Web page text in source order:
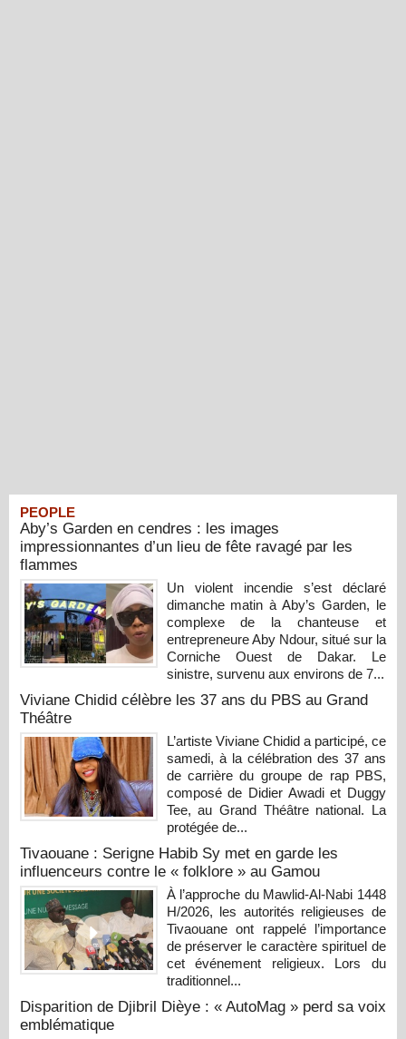
PEOPLE
Aby’s Garden en cendres : les images
impressionnantes d’un lieu de fête ravagé par les
flammes
Un violent incendie s’est déclaré
dimanche matin à Aby’s Garden, le
complexe de la chanteuse et
entrepreneure Aby Ndour, situé sur la
Corniche Ouest de Dakar. Le
sinistre, survenu aux environs de 7...
Viviane Chidid célèbre les 37 ans du PBS au Grand
Théâtre
L’artiste Viviane Chidid a participé, ce
samedi, à la célébration des 37 ans
de carrière du groupe de rap PBS,
composé de Didier Awadi et Duggy
Tee, au Grand Théâtre national. La
protégée de...
Tivaouane : Serigne Habib Sy met en garde les
influenceurs contre le « folklore » au Gamou
À l’approche du Mawlid-Al-Nabi 1448
H/2026, les autorités religieuses de
Tivaouane ont rappelé l’importance
de préserver le caractère spirituel de
cet événement religieux. Lors du
traditionnel...
Disparition de Djibril Dièye : « AutoMag » perd sa voix
emblématique